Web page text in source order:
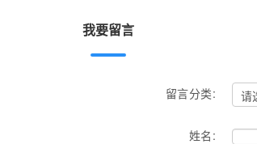
我要留言
留言分类:
姓名: